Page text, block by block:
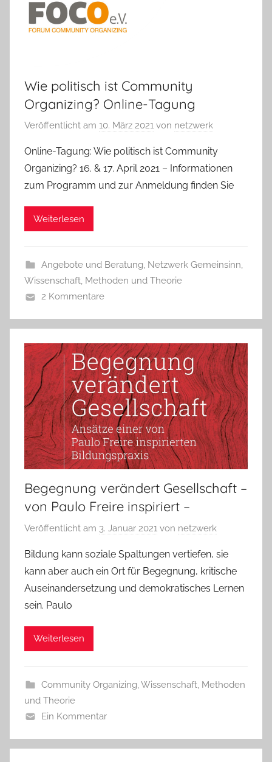
Wie politisch ist Community
Organizing? Online-Tagung
Veröffentlicht am 10. März 2021 von netzwerk
Online-Tagung: Wie politisch ist Community
Organizing? 16. & 17. April 2021 – Informationen
zum Programm und zur Anmeldung finden Sie
Weiterlesen
Angebote und Beratung, Netzwerk Gemeinsinn,
Wissenschaft, Methoden und Theorie
2 Kommentare
Begegnung verändert Gesellschaft –
von Paulo Freire inspiriert –
Veröffentlicht am 3. Januar 2021 von netzwerk
Bildung kann soziale Spaltungen vertiefen, sie
kann aber auch ein Ort für Begegnung, kritische
Auseinandersetzung und demokratisches Lernen
sein. Paulo
Weiterlesen
Community Organizing,Wissenschaft, Methoden
und Theorie
Ein Kommentar